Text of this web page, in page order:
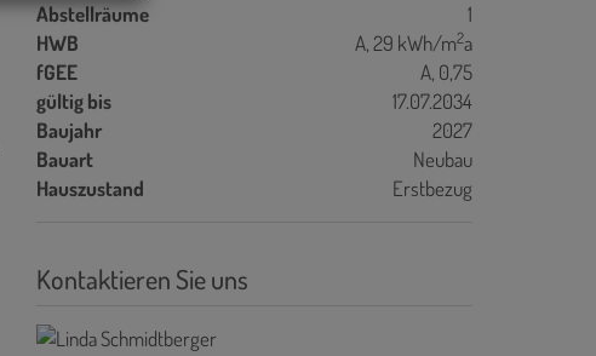
Abstellräume
1
HWB
A, 29 kWh/m2a
fGEE
A, 0,75
gültig bis
17.07.2034
Baujahr
2027
Bauart
Neubau
Hauszustand
Erstbezug
Kontaktieren Sie uns